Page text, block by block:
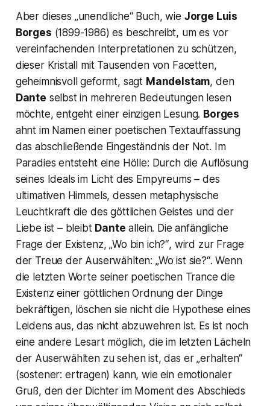
Aber dieses „unendliche“Buch, wie Jorge Luis
Borges (1899-1986) es beschreibt, um es vor
vereinfachenden Interpretationen zu schützen,
dieser Kristall mit Tausenden von Facetten,
geheimnisvoll geformt, sagt Mandelstam, den
Dante selbst in mehreren Bedeutungen lesen
möchte, entgeht einer einzigen Lesung. Borges
ahnt im Namen einer poetischen Textauffassung
das abschließende Eingeständnis der Not. Im
Paradies entsteht eine Hölle: Durch die Auflösung
seines Ideals im Licht des Empyreums – des
ultimativen Himmels, dessen metaphysische
Leuchtkraft die des göttlichen Geistes und der
Liebe ist – bleibt Dante allein. Die anfängliche
Frage der Existenz,„Wo bin ich?“, wird zur Frage
der Treue der Auserwählten: „Wo ist sie?“. Wenn
die letzten Worte seiner poetischen Trance die
Existenz einer göttlichen Ordnung der Dinge
bekräftigen, löschen sie nicht die Hypothese eines
Leidens aus, das nicht abzuwehren ist. Es ist noch
eine andere Lesart möglich, die im letzten Lächeln
der Auserwählten zu sehen ist, das er„erhalten“
(sostener: ertragen) kann, wie ein emotionaler
Gruß, den der Dichter im Moment des Abschieds